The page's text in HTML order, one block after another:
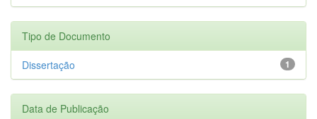
Tipo de Documento
1
Dissertação
Data de Publicação